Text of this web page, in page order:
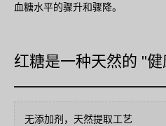
血糖水平的骤升和骤降。
红糖是一种天然的 "健
无添加剂，天然提取工艺